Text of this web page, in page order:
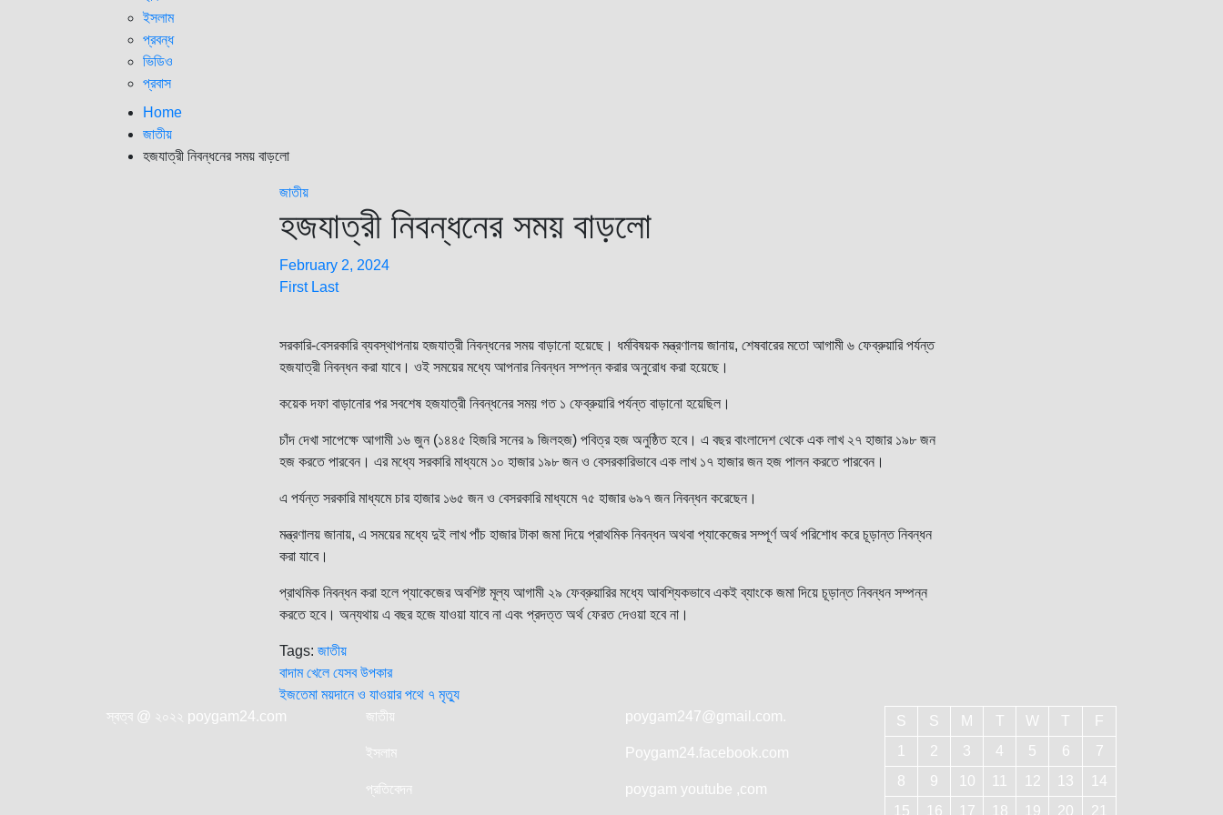
ইসলাম
প্রবন্ধ
ভিডিও
প্রবাস
Home
জাতীয়
হজযাত্রী নিবন্ধনের সময় বাড়লো
জাতীয়
হজযাত্রী নিবন্ধনের সময় বাড়লো
February 2, 2024
First Last
সরকারি-বেসরকারি ব্যবস্থাপনায় হজযাত্রী নিবন্ধনের সময় বাড়ানো হয়েছে। ধর্মবিষয়ক মন্ত্রণালয় জানায়, শেষবারের মতো আগামী ৬ ফেব্রুয়ারি পর্যন্ত
হজযাত্রী নিবন্ধন করা যাবে। ওই সময়ের মধ্যে আপনার নিবন্ধন সম্পন্ন করার অনুরোধ করা হয়েছে।
কয়েক দফা বাড়ানোর পর সবশেষ হজযাত্রী নিবন্ধনের সময় গত ১ ফেব্রুয়ারি পর্যন্ত বাড়ানো হয়েছিল।
চাঁদ দেখা সাপেক্ষে আগামী ১৬ জুন (১৪৪৫ হিজরি সনের ৯ জিলহজ) পবিত্র হজ অনুষ্ঠিত হবে। এ বছর বাংলাদেশ থেকে এক লাখ ২৭ হাজার ১৯৮ জন
হজ করতে পারবেন। এর মধ্যে সরকারি মাধ্যমে ১০ হাজার ১৯৮ জন ও বেসরকারিভাবে এক লাখ ১৭ হাজার জন হজ পালন করতে পারবেন।
এ পর্যন্ত সরকারি মাধ্যমে চার হাজার ১৬৫ জন ও বেসরকারি মাধ্যমে ৭৫ হাজার ৬৯৭ জন নিবন্ধন করেছেন।
মন্ত্রণালয় জানায়, এ সময়ের মধ্যে দুই লাখ পাঁচ হাজার টাকা জমা দিয়ে প্রাথমিক নিবন্ধন অথবা প্যাকেজের সম্পূর্ণ অর্থ পরিশোধ করে চূড়ান্ত নিবন্ধন
করা যাবে।
প্রাথমিক নিবন্ধন করা হলে প্যাকেজের অবশিষ্ট মূল্য আগামী ২৯ ফেব্রুয়ারির মধ্যে আবশ্যিকভাবে একই ব্যাংকে জমা দিয়ে চূড়ান্ত নিবন্ধন সম্পন্ন
করতে হবে। অন্যথায় এ বছর হজে যাওয়া যাবে না এবং প্রদত্ত অর্থ ফেরত দেওয়া হবে না।
Tags: জাতীয়
Post
navigation
বাদাম খেলে যেসব উপকার
ইজতেমা ময়দানে ও যাওয়ার পথে ৭ মৃত্যু
স্বত্ব @ ২০২২ poygam24.com
জাতীয়
ইসলাম
প্রতিবেদন
poygam247@gmail.com.
Poygam24.facebook.com
poygam youtube ,com
S S M T W T
F
1
2 3 4 5 6
7
8
9 10 11 12 13
14
15
16 17 18 19 20 21